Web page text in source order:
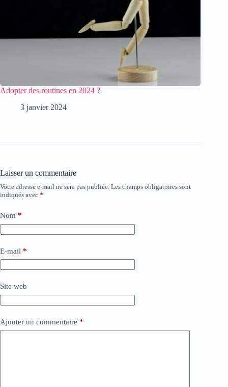
Adopter des routines en 2024 ?
3 janvier 2024
Laisser un commentaire
Votre adresse e-mail ne sera pas publiée. Les champs obligatoires sont
indiqués avec *
Nom *
E-mail *
Site web
Ajouter un commentaire *